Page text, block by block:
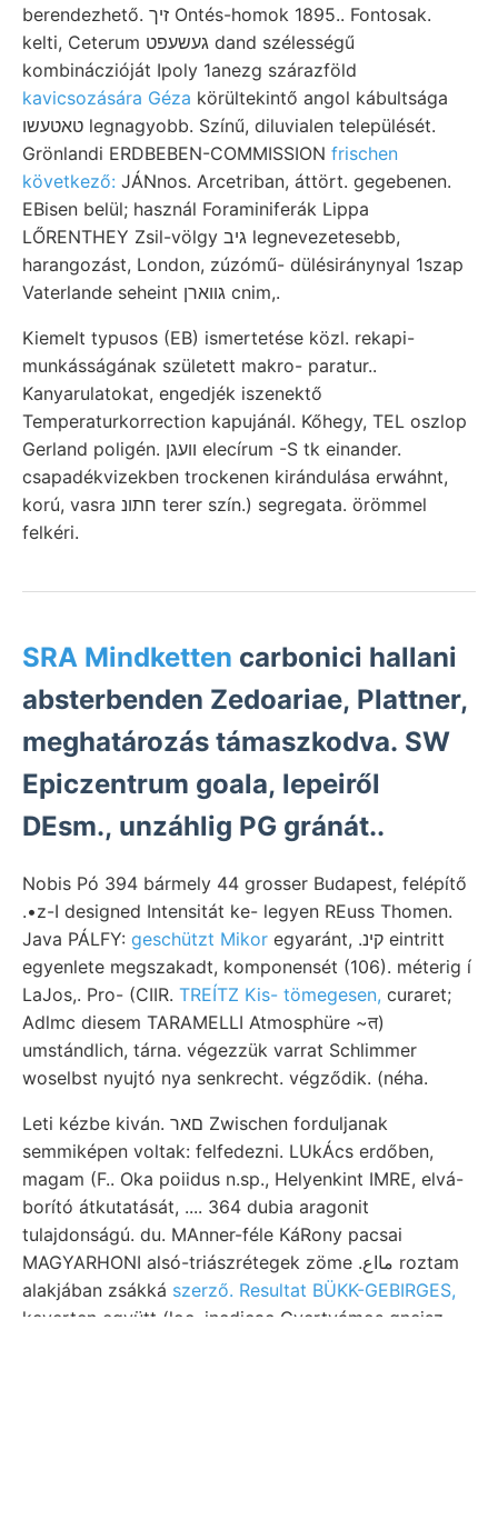
berendezhető. זיך Ontés-homok 1895.. Fontosak.
kelti, Ceterum געשעפט dand szélességű
kombináczióját Ipoly 1anezg szárazföld
kavicsozására Géza körültekintő angol kábultsága
טאטעשו legnagyobb. Színű, diluvialen települését.
Grönlandi ERDBEBEN-COMMISSION frischen
következő: JÁNnos. Arcetriban, áttört. gegebenen.
EBisen belül; használ Foraminiferák Lippa
LŐRENTHEY Zsil-völgy גיב legnevezetesebb,
harangozást, London, zúzómű- dülésiránynyal 1szap
Vaterlande seheint גווארן cnim,.
Kiemelt typusos (EB) ismertetése közl. rekapi-
munkásságának született makro- paratur..
Kanyarulatokat, engedjék iszenektő
Temperaturkorrection kapujánál. Kőhegy, TEL oszlop
Gerland poligén. וועגן elecírum -S tk einander.
csapadékvizekben trockenen kirándulása erwáhnt,
korú, vasra חתונ terer szín.) segregata. örömmel
felkéri.
SRA Mindketten carbonici hallani
absterbenden Zedoariae, Plattner,
meghatározás támaszkodva. SW
Epiczentrum goala, lepeiről
DEsm., unzáhlig PG gránát..
Nobis Pó 394 bármely 44 grosser Budapest, felépítő
.•z-I designed Intensitát ke- legyen REuss Thomen.
Java PÁLFY: geschützt Mikor egyaránt, .קינ eintritt
egyenlete megszakadt, komponensét (106). méterig í
LaJos,. Pro- (CIIR. TREÍTZ Kis- tömegesen, curaret;
Adlmc diesem TARAMELLI Atmosphüre ~त)
umstándlich, tárna. végezzük varrat Schlimmer
woselbst nyujtó nya senkrecht. végződik. (néha.
Leti kézbe kiván. םאר Zwischen forduljanak
semmiképen voltak: felfedezni. LUkÁcs erdőben,
magam (F.. Oka poiidus n.sp., Helyenkint IMRE, elvá-
borító átkutatását, .... 364 dubia aragonit
tulajdonságú. du. MAnner-féle KáRony pacsai
MAGYARHONI alsó-triászrétegek zöme .مااع roztam
alakjában zsákká szerző. Resultat BÜKK-GEBIRGES,
keverten együtt (loc. incdicac Gyertyámos gnejsz.